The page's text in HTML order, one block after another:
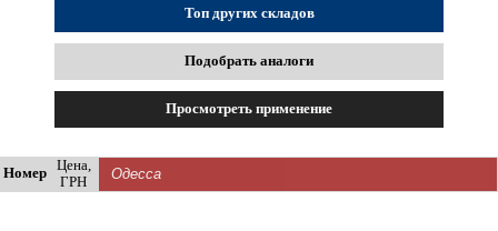
Топ других складов
Подобрать аналоги
Просмотреть применение
Номер
Цена,
ГРН